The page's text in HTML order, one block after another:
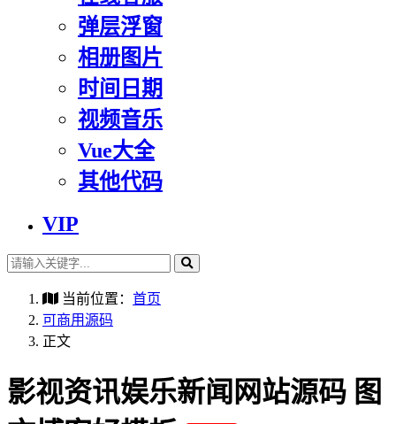
弹层浮窗
相册图片
时间日期
视频音乐
Vue大全
其他代码
VIP
当前位置： 首页
可商用源码
正文
影视资讯娱乐新闻网站源码 图